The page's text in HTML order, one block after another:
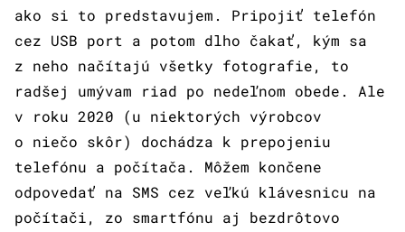
ako si to predstavujem. Pripojiť telefón
cez USB port a potom dlho čakať, kým sa
z neho načítajú všetky fotografie, to
radšej umývam riad po nedeľnom obede. Ale
v roku 2020 (u niektorých výrobcov
o niečo skôr) dochádza k prepojeniu
telefónu a počítača. Môžem končene
odpovedať na SMS cez veľkú klávesnicu na
počítači, zo smartfónu aj bezdrôtovo